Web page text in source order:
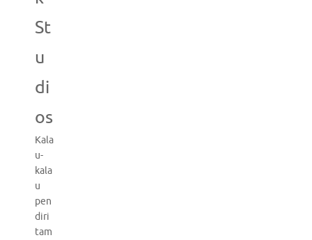
St
u
di
os
Kala
u-
kala
u
pen
diri
tam